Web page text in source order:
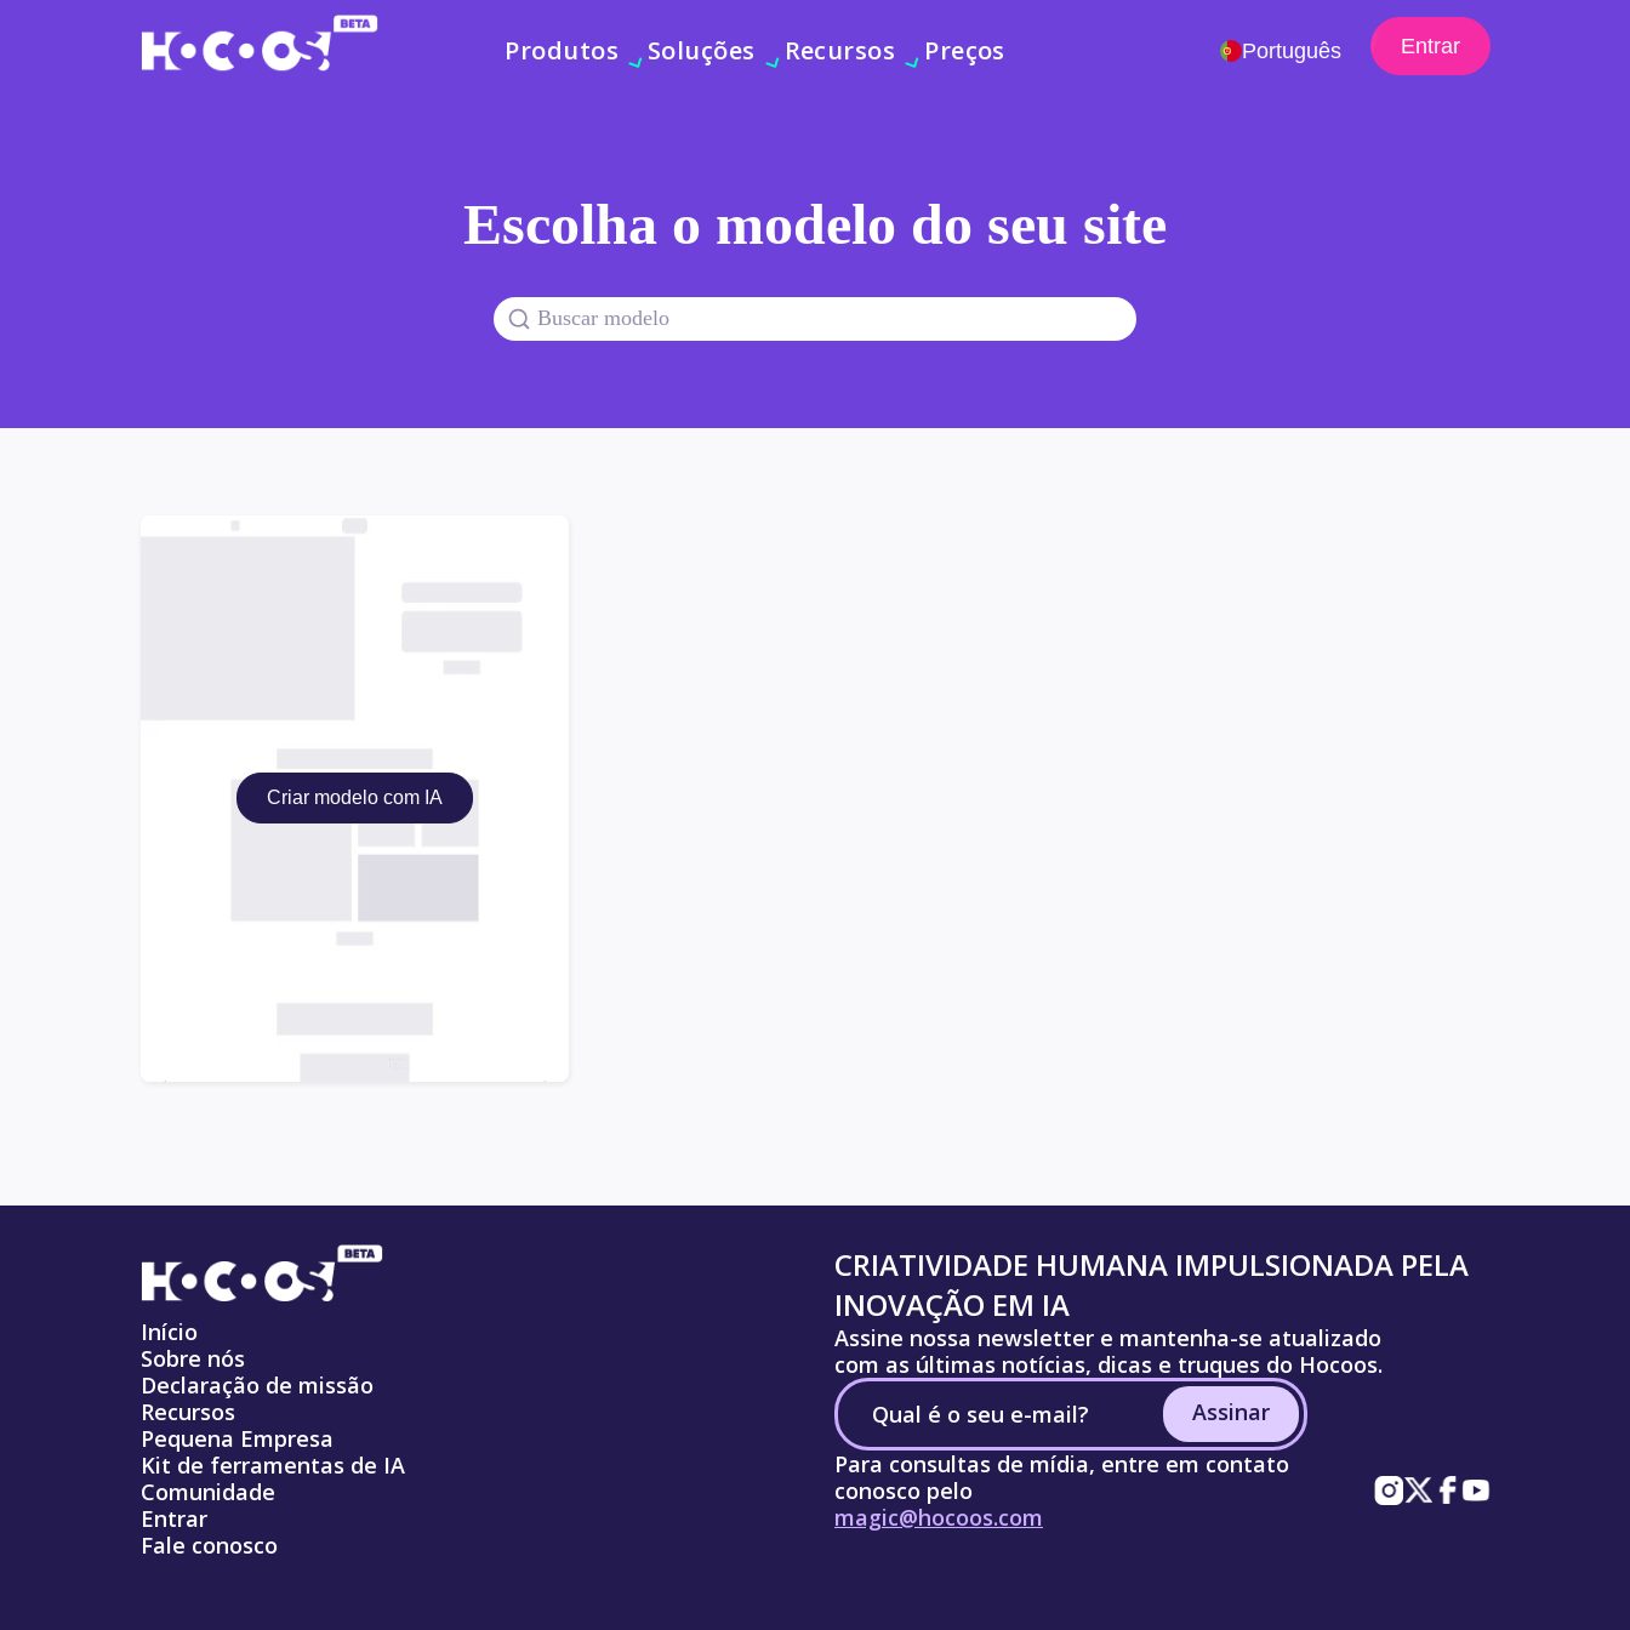
Produtos Soluções Recursos Preços Português Entrar
Escolha o modelo do seu site
Criar modelo com IA
Início
Sobre nós
Declaração de missão
Recursos
Pequena Empresa
Kit de ferramentas de IA
Comunidade
Entrar
Fale conosco
CRIATIVIDADE HUMANA IMPULSIONADA PELA
INOVAÇÃO EM IA
Assine nossa newsletter e mantenha-se atualizado
com as últimas notícias, dicas e truques do Hocoos.
Assinar
Para consultas de mídia, entre em contato
conosco pelo
magic@hocoos.com